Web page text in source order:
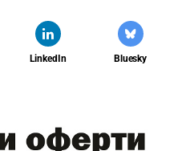
LinkedIn Bluesky